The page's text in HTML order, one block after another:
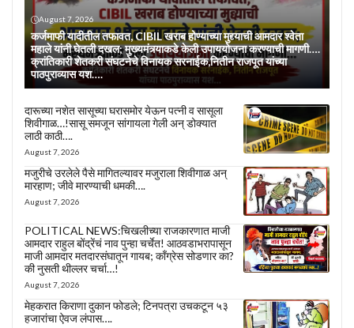
August 7, 2026
कर्जमाफी यादीतील तफावत, CIBIL खराब होण्याच्या मुद्द्याची आमदार श्वेता
महाले यांनी घेतली दखल; मुख्यमंत्र्याकडे केली उपाययोजना करण्याची मागणी….
क्रांतिकारी शेतकरी संघटनेचे विनायक सरनाईक,नितीन राजपूत यांच्या
पाठपुराव्यास यश….
दारूच्या नशेत सासूच्या घरासमोर येऊन पत्नी व सासूला
शिवीगाळ…!सासू समजून सांगायला गेली अन् डोक्यात
लाठी काठी….
August 7, 2026
मजुरीचे उरलेले पैसे मागितल्यावर मजुराला शिवीगाळ अन्
मारहाण; जीवे मारण्याची धमकी….
August 7, 2026
POLITICAL NEWS:चिखलीच्या राजकारणात माजी
आमदार राहुल बोंद्रेंचं नाव पुन्हा चर्चेत! आठवडाभरापासून
माजी आमदार मतदारसंघातून गायब; काँग्रेस सोडणार का?
की नुसती थील्लर चर्चा…!
August 7, 2026
मेहकरात किराणा दुकान फोडले; टिनपत्रा उचकटून ५३
हजारांचा ऐवज लंपास….